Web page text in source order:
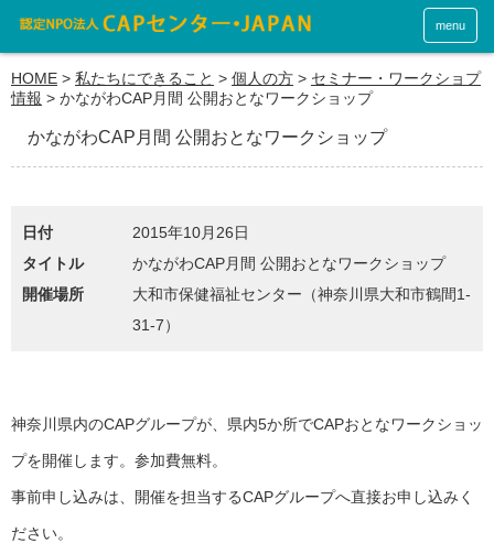
menu
HOME > 私たちにできること > 個人の方 > セミナー・ワークショプ
情報 > かながわCAP月間 公開おとなワークショップ
かながわCAP月間 公開おとなワークショップ
日付
2015年10月26日
タイトル
かながわCAP月間 公開おとなワークショップ
開催場所
大和市保健福祉センター（神奈川県大和市鶴間1-
31-7）
神奈川県内のCAPグループが、県内5か所でCAPおとなワークショッ
プを開催します。参加費無料。
事前申し込みは、開催を担当するCAPグループへ直接お申し込みく
ださい。